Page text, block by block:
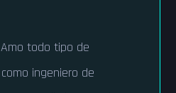
Amo todo tipo de
ingeniero de